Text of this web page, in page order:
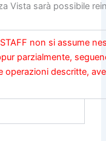
Vista sarà possibile
non si assume
parzialmente,
descritte,